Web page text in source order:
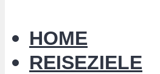
HOME
REISEZIELE